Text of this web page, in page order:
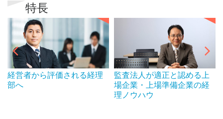
特長
経営者から評価される経理
部へ
監査法人が適正と認める上
場企業・上場準備企業の経
理ノウハウ